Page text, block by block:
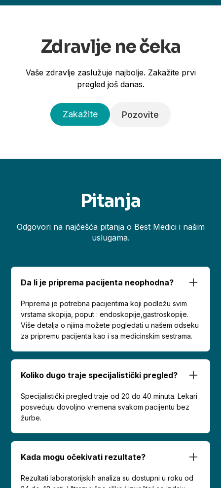
Zdravlje ne čeka
Vaše zdravlje zaslužuje najbolje. Zakažite prvi
pregled još danas.
Zakažite Pozovite
Pitanja
Odgovori na najčešća pitanja o Best Medici i našim
uslugama.
Da li je priprema pacijenta neophodna?
Priprema je potrebna pacijentima koji podležu svim
vrstama skopija, poput : endoskopije,gastroskopije.
Više detalja o njima možete pogledati u našem odseku
za pripremu pacijenta kao i sa medicinskim sestrama.
Koliko dugo traje specijalistički pregled?
Specijalistički pregled traje od 20 do 40 minuta. Lekari
posvećuju dovoljno vremena svakom pacijentu bez
žurbe.
Kada mogu očekivati rezultate?
Rezultati laboratorijskih analiza su dostupni u roku od